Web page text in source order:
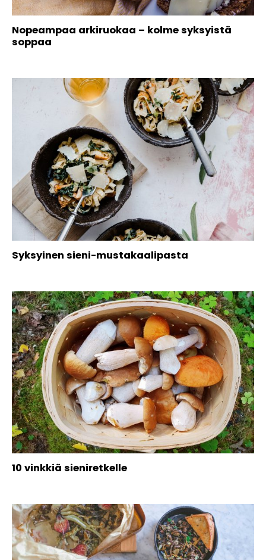
Nopeampaa arkiruokaa – kolme syksyistä
soppaa
Syksyinen sieni-mustakaalipasta
10 vinkkiä sieniretkelle